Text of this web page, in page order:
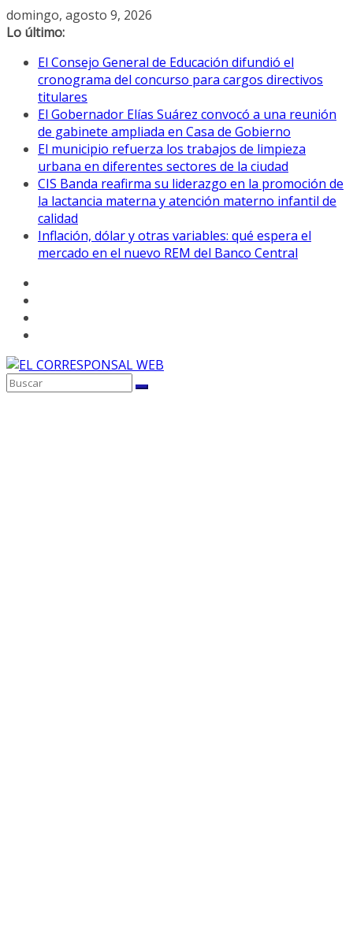
Saltar
al
domingo, agosto 9, 2026
Lo último:
El Consejo General de Educación difundió el
cronograma del concurso para cargos directivos
titulares
El Gobernador Elías Suárez convocó a una reunión
de gabinete ampliada en Casa de Gobierno
El municipio refuerza los trabajos de limpieza
urbana en diferentes sectores de la ciudad
CIS Banda reafirma su liderazgo en la promoción de
la lactancia materna y atención materno infantil de
calidad
Inflación, dólar y otras variables: qué espera el
mercado en el nuevo REM del Banco Central